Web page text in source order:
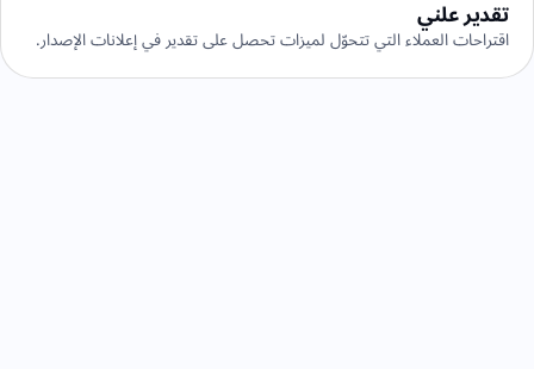
تقدير علني
اقتراحات العملاء التي تتحوّل لميزات تحصل على تقدير في إعلانات الإصدار.